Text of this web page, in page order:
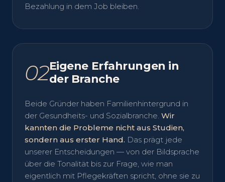
Bezahlung in dem Job bleiben.
02Eigene Erfahrungen in
der Branche
Beide Gründer haben Familienhintergrund in
der Gesundheits- und Sozialbranche. Wir
kannten die Probleme nicht aus Studien,
sondern aus erster Hand. Das prägt jede
unserer Entscheidungen — von der Bildsprache
über die Tonalität bis zur Frage, wie man
eigentlich mit Pflegekräften spricht, ohne sie zu